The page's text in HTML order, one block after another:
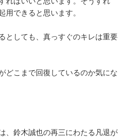
用できると思います。
としても、真っすぐのキレは重要
どこまで回復しているのか気にな
、鈴木誠也の再三にわたる凡退が